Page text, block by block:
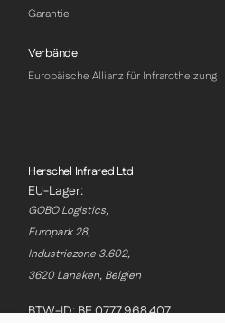
Garantie
Verbände
Europäische Allianz für Infrarotheizung
Herschel Infrared Ltd
EU-Lager:
GOBO Logistics,
Europark 28,
Industriezone 3.602,
3620 Lanaken, Belgien
BTW-ID: BE 0777.968.407